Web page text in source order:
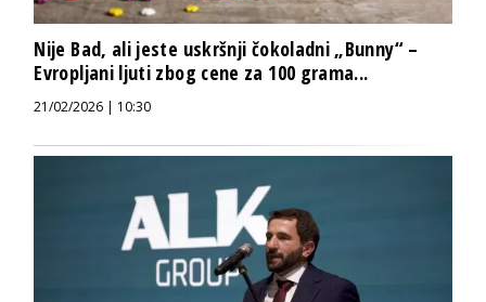
Nije Bad, ali jeste uskršnji čokoladni „Bunny“ –
Evropljani ljuti zbog cene za 100 grama...
21/02/2026 | 10:30